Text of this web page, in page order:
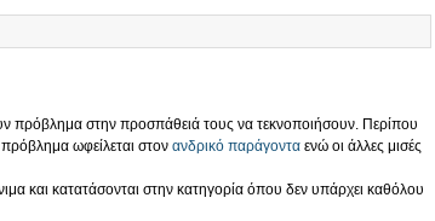
πρόβλημα στην προσπάθειά τους να τεκνοποιήσουν. Περίπου
πρόβλημα ωφείλεται στον ανδρικό παράγοντα ενώ οι άλλες μισές
και κατατάσονται στην κατηγορία όπου δεν υπάρχει καθόλου